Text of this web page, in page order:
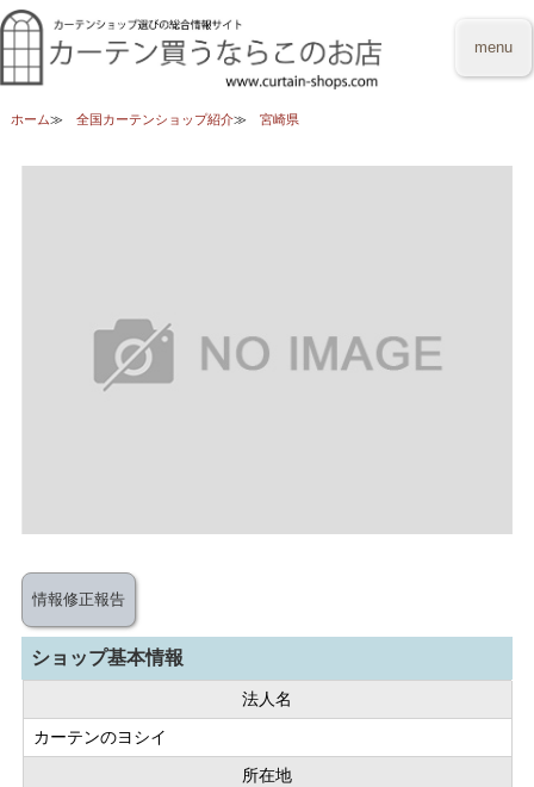
menu
ホーム 全国カーテンショップ紹介 宮崎県
情報修正報告
ショップ基本情報
法人名
カーテンのヨシイ
所在地